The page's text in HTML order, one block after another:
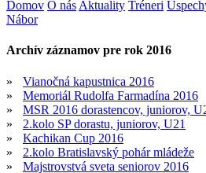
Domov O nás Aktuality Tréneri
Nábor
Archív záznamov pre rok 2016
» Vianočná kapustnica 2016
»
Memoriál Rudolfa Farmadína 2016
»
MSR 2016 dorastencov, juniorov,
»
2.kolo SP dorastu, juniorov, U21
»
Kachikan Cup 2016
»
2.kolo Bratislavský pohár mládeže
»
Majstrovstvá sveta seniorov 2016